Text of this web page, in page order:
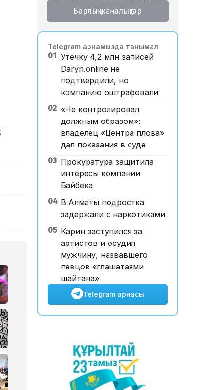
қарқынының баяулауы
қолдап отыр – сарапшылар
13:30, 07 Тамыз 2026
Фельдшер Ұлдана
Мырзуанның қазасына
қатысты іс сотқа жолданды
12:59, 07 Тамыз 2026
Абай облысы аумағындағы
орманды өрттен қорғауға 3
млрд теңгеден астам қаржы
бөлінді
12:00, 07 Тамыз 2026
Грекия мен Арменияның
бұрынғы бас бапкері
басқаруы мүмкін
Барлық жаңалықтар
Telegram арнамызда танымал
01 Утечку 4,2 млн записей
Daryn.online не
подтвердили, но
компанию оштрафовали
02 «Не контролировал
должным образом»:
владелец «Центра плова»
дал показания в суде
03 Прокуратура защитила
интересы компании
Байбека
04 В Алматы подростка
задержали с наркотиками
05 Карин заступился за
артистов и осудил
мужчину, назвавшего
певцов «глашатаями
шайтана»
Telegram арнасы